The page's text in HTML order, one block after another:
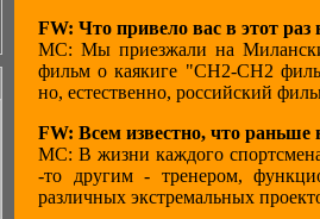
FW: Что привело вас в этот раз
МС: Мы приезжали на Миланский
фильм о каякиге "CH2-CH2
но, естественно, российский
FW: Всем известно, что
МС: В жизни каждого спортсмена
-то другим - тренером,
различных экстремальных